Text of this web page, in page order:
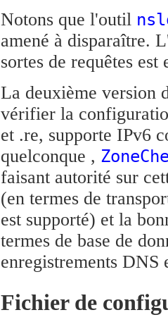
Notons que l'outil
amené à disparaître.
sortes de requêtes
La deuxième version
vérifier la
et .re, supporte IPv6
quelconque ,
faisant autorité sur
(en termes de
est supporté) et la
termes de base de
enregistrements DNS
Fichier de